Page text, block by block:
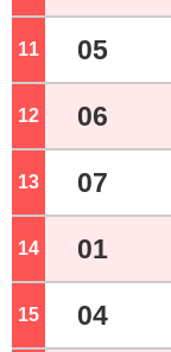
11 05
12 06
13 07
14 01
15 04